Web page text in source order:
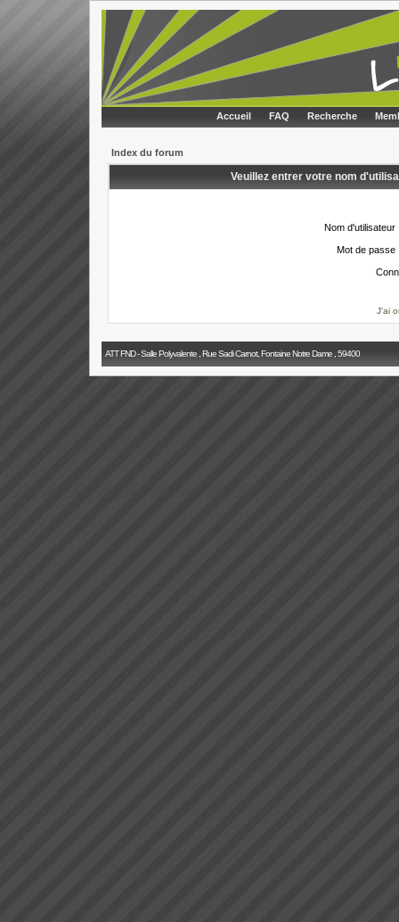
Accueil FAQ Recherche
Index du forum
Veuillez entrer votre nom
Nom d'utilisateur
Mot de passe
J'ai
ATT FND - Salle Polyvalente , Rue Sadi Carnot, Fontaine Notre Dame , 59400